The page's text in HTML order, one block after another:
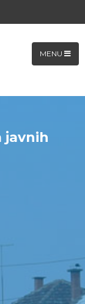
MENU
javnih